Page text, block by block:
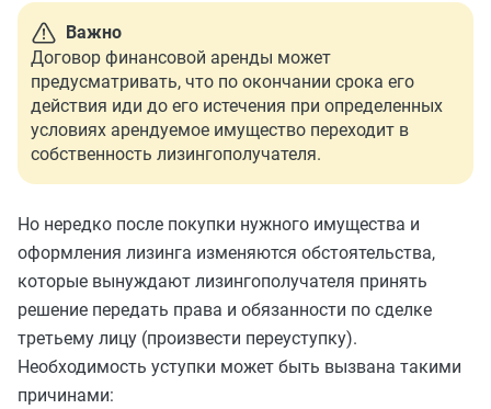
Важно
Договор финансовой аренды может
предусматривать, что по окончании срока его
действия иди до его истечения при определенных
условиях арендуемое имущество переходит в
собственность лизингополучателя.
Но нередко после покупки нужного имущества и
оформления лизинга изменяются обстоятельства,
которые вынуждают лизингополучателя принять
решение передать права и обязанности по сделке
третьему лицу (произвести переуступку).
Необходимость уступки может быть вызвана такими
причинами: